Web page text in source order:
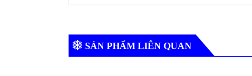
SẢN PHẨM LIÊN QUAN